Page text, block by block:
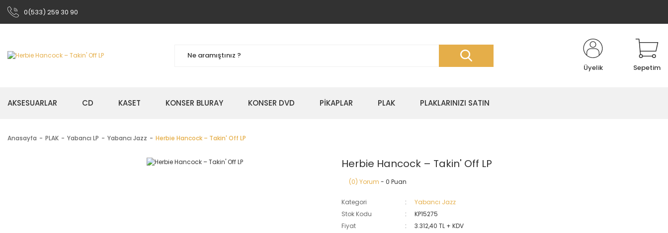
0(533) 259 30 90
Üyelik Sepetim
AKSESUARLAR CD KASET KONSER BLURAY KONSER DVD PİKAPLAR PLAK PLAKLARINIZI SATIN
Anasayfa PLAK Yabancı LP Yabancı Jazz Herbie Hancock – Takin' Off LP
Herbie Hancock – Takin' Off LP
(0) Yorum - 0 Puan
Kategori
Yabancı Jazz
Stok Kodu
KP15275
Fiyat
3.312,40 TL + KDV